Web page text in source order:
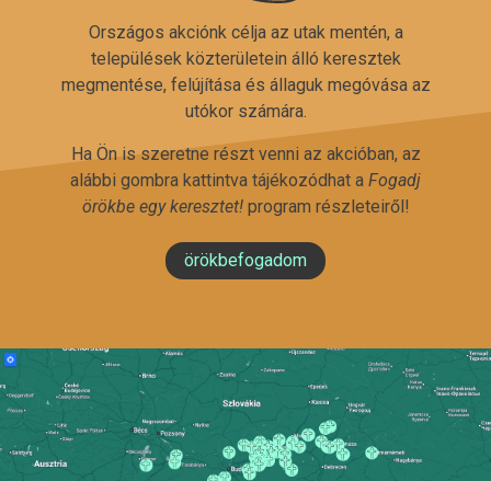
Országos akciónk célja az utak mentén, a
települések közterületein álló keresztek
megmentése, felújítása és állaguk megóvása az
utókor számára.
Ha Ön is szeretne részt venni az akcióban, az
alábbi gombra kattintva tájékozódhat a Fogadj
örökbe egy keresztet!program részleteiről!
örökbefogadom